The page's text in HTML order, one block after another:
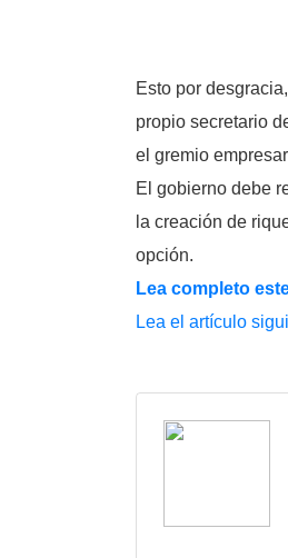
Esto por
propio secretario
el gremio
El gobierno debe
la creación de
opción.
Lea completo
Lea el artículo